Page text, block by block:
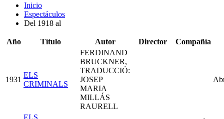
Inicio
Espectáculos
Del 1918 al
Año Título Autor Director Compañía
1931
ELS
CRIMINALS
FERDINAND
BRUCKNER,
TRADUCCIÓ:
JOSEP
MARIA
MILLÁS
RAURELL
ELS